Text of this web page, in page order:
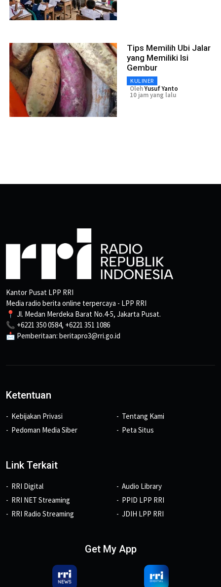
Tips Memilih Ubi Jalar
yang Memiliki Isi
Gembur
KULINER
OlehYusuf Yanto
10 jam yang lalu
Kantor Pusat LPP RRI
Media radio berita online terpercaya - LPP RRI
📍 Jl. Medan Merdeka Barat No.4-5, Jakarta Pusat.
📞 +6221 350 0584, +6221 351 1086
📩 Pemberitaan: beritapro3@rri.go.id
Ketentuan
Kebijakan Privasi
Pedoman Media Siber
Tentang Kami
Peta Situs
Link Terkait
RRI Digital
RRI NET Streaming
RRI Radio Streaming
Audio Library
PPID LPP RRI
JDIH LPP RRI
Get My App